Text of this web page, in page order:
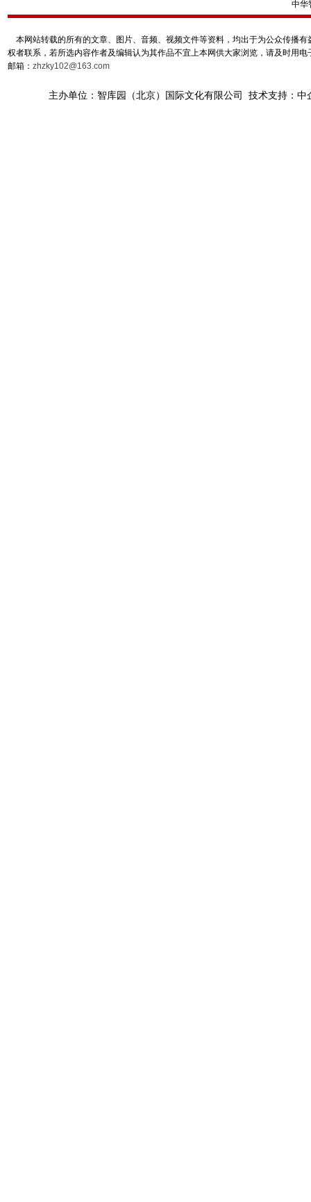
中华
本网站转载的所有的文章、图片、音频、视频文件等资料，均出于为公众传播
权者联系，若所选内容作者及编辑认为其作品不宜上本网供大家浏览，请及时用
邮箱： zhzky102@163.com
主办单位：智库园（北京）国际文化有限公司 技术支持：